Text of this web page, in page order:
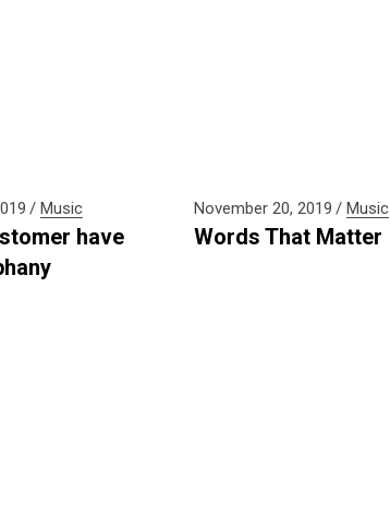
Music
have
November 20, 2019 Music
Words That Matter